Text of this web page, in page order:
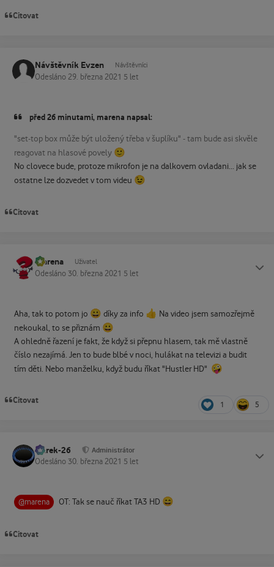
Citovat
Návštěvník Evzen Návštěvníci
Odesláno 29. března 2021 5 let
před 26 minutami, marena napsal:
"set-top box může být uložený třeba v šuplíku" - tam bude asi skvěle
reagovat na hlasové povely 🙂
No clovece bude, protoze mikrofon je na dalkovem ovladani... jak se
ostatne lze dozvedet v tom videu 😉
Citovat
marena Uživatel
Odesláno 30. března 2021 5 let
Aha, tak to potom jo 😀 díky za info 👍 Na video jsem samozřejmě
nekoukal, to se přiznám 😀
A ohledně řazení je fakt, že když si přepnu hlasem, tak mě vlastně
číslo nezajímá. Jen to bude blbé v noci, hulákat na televizi a budit
tím děti. Nebo manželku, když budu říkat "Hustler HD" 🤪
Citovat 1 5
Marek-26 Administrátor
Odesláno 30. března 2021 5 let
@marena OT: Tak se nauč říkat TA3 HD 😄
Citovat